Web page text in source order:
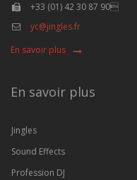
+33 (01) 42 30 87 90
yc@jingles.fr
En savoir plus
En savoir plus
Jingles
Sound Effects
Profession DJ